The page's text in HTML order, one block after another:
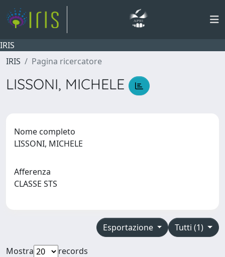
IRIS
IRIS
Pagina ricercatore
LISSONI, MICHELE
Nome completo
LISSONI, MICHELE
Afferenza
CLASSE STS
Tutti (1)
Esportazione
Mostra
records